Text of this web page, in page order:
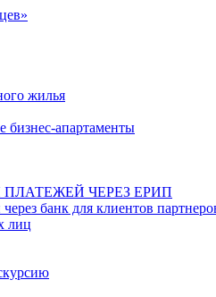
жилья
апартаменты
ЧЕРЕЗ ЕРИП
банк для клиентов
лиц